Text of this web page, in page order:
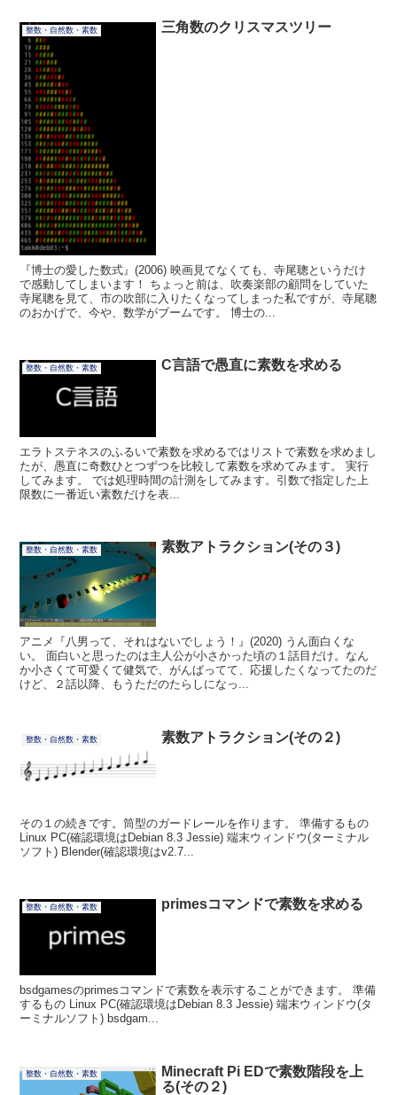
整数・自然数・素数 三角数のクリスマスツリー
『博士の愛した数式』(2006) 映画見てなくても、寺尾聰というだけ
で感動してしまいます！ ちょっと前は、吹奏楽部の顧問をしていた
寺尾聰を見て、市の吹部に入りたくなってしまった私ですが、寺尾聰
のおかげで、今や、数学がブームです。 博士の...
整数・自然数・素数 C言語で愚直に素数を求める
エラトステネスのふるいで素数を求めるではリストで素数を求めまし
たが、愚直に奇数ひとつずつを比較して素数を求めてみます。 実行
してみます。 では処理時間の計測をしてみます。引数で指定した上
限数に一番近い素数だけを表...
整数・自然数・素数 素数アトラクション(その３)
アニメ『八男って、それはないでしょう！』(2020) うん面白くな
い。 面白いと思ったのは主人公が小さかった頃の１話目だけ。なん
か小さくて可愛くて健気で、がんばってて、応援したくなってたのだ
けど、２話以降、もうただのたらしになっ...
整数・自然数・素数 素数アトラクション(その２)
その１の続きです。筒型のガードレールを作ります。 準備するもの
Linux PC(確認環境はDebian 8.3 Jessie) 端末ウィンドウ(ターミナル
ソフト) Blender(確認環境はv2.7...
整数・自然数・素数 primesコマンドで素数を求める
bsdgamesのprimesコマンドで素数を表示することができます。 準備
するもの Linux PC(確認環境はDebian 8.3 Jessie) 端末ウィンドウ(タ
ーミナルソフト) bsdgam...
整数・自然数・素数
Minecraft Pi EDで素数階段を上
る(その２)